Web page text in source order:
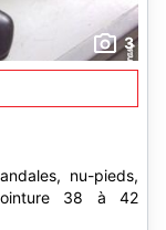
3
nu-pieds,
38 à 42